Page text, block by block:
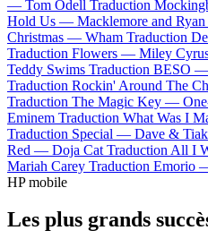
— Tom Odell Traduction
Hold Us — Macklemore and
Christmas — Wham Traduction
Traduction Flowers — Miley
Teddy Swims Traduction BESO —
Traduction Rockin' Around The
Traduction The Magic Key —
Eminem Traduction What Was I
Traduction Special — Dave &
Red — Doja Cat Traduction All I
Mariah Carey Traduction Emorio
HP mobile
Les plus grands